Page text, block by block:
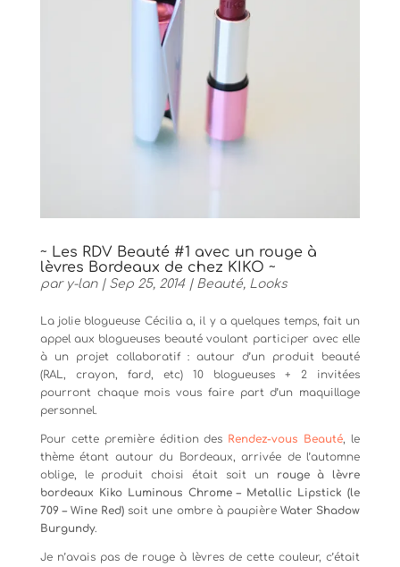
~ Les RDV Beauté #1 avec un rouge à
lèvres Bordeaux de chez KIKO ~
par y-lan| Sep 25, 2014| Beauté, Looks
La jolie blogueuse Cécilia a, il y a quelques temps, fait un
appel aux blogueuses beauté voulant participer avec elle
à un projet collaboratif : autour d’un produit beauté
(RAL, crayon, fard, etc) 10 blogueuses + 2 invitées
pourront chaque mois vous faire part d’un maquillage
personnel.
Pour cette première édition des Rendez-vous Beauté, le
thème étant autour du Bordeaux, arrivée de l’automne
oblige, le produit choisi était soit un
rouge à lèvre
bordeaux Kiko Luminous Chrome – Metallic Lipstick (le
709 – Wine Red) soit une ombre à paupièreWater Shadow
Burgundy.
Je n’avais pas de rouge à lèvres de cette couleur, c’était